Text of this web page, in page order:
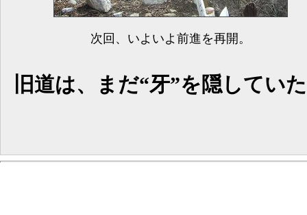
次回、いよいよ前進を再開。
旧道は、まだ“牙”を隠してい